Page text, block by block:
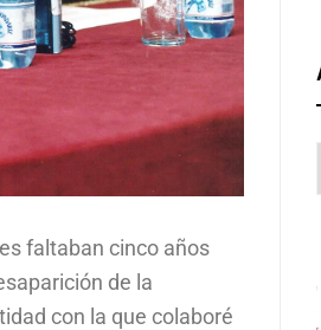
faltaban cinco años
de la
con la que colaboré